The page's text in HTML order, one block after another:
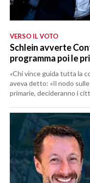
VERSO IL VOTO
Schlein avverte
programma poi le
«Chi vince guida tutta la
aveva detto: «Il nodo sulle
primarie, decideranno i